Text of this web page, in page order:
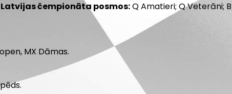
čempionāta posmos:Q Amatieri; Q Veterāni;
MX Dāmas.